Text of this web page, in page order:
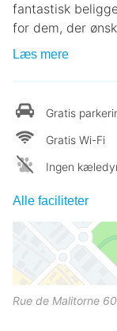
fantastisk
for dem, der
Læs mere
Gratis
Gratis Wi-Fi
Ingen
Alle faciliteter
Rue de Malitorne 60